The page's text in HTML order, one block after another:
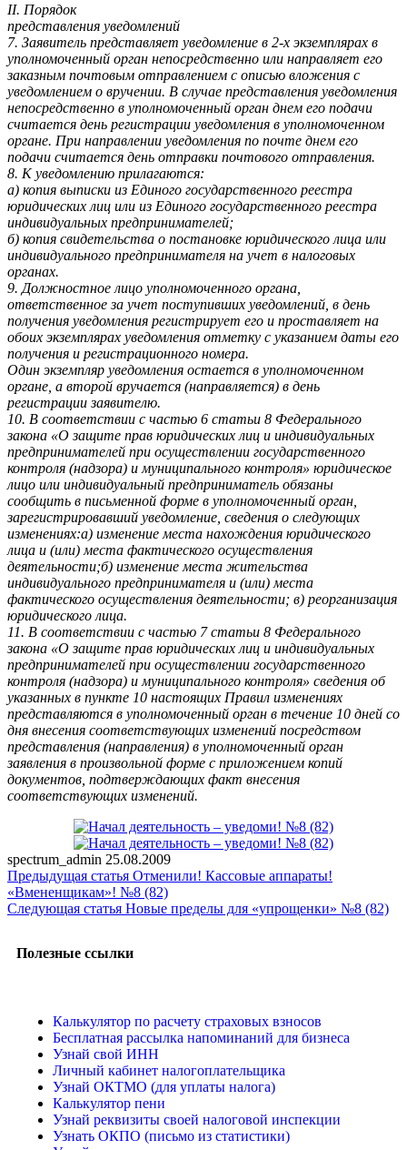
II. Порядок
представления уведомлений
7. Заявитель представляет уведомление в 2-х экземплярах в
уполномоченный орган непосредственно или направляет его
заказным почтовым отправлением с описью вложения с
уведомлением о вручении. В случае представления уведомления
непосредственно в уполномоченный орган днем его подачи
считается день регистрации уведомления в уполномоченном
органе. При направлении уведомления по почте днем его
подачи считается день отправки почтового отправления.
8. К уведомлению прилагаются:
а) копия выписки из Единого государственного реестра
юридических лиц или из Единого государственного реестра
индивидуальных предпринимателей;
б) копия свидетельства о постановке юридического лица или
индивидуального предпринимателя на учет в налоговых
органах.
9. Должностное лицо уполномоченного органа,
ответственное за учет поступивших уведомлений, в день
получения уведомления регистрирует его и проставляет на
обоих экземплярах уведомления отметку с указанием даты его
получения и регистрационного номера.
Один экземпляр уведомления остается в уполномоченном
органе, а второй вручается (направляется) в день
регистрации заявителю.
10. В соответствии с частью 6 статьи 8 Федерального
закона «О защите прав юридических лиц и индивидуальных
предпринимателей при осуществлении государственного
контроля (надзора) и муниципального контроля» юридическое
лицо или индивидуальный предприниматель обязаны
сообщить в письменной форме в уполномоченный орган,
зарегистрировавший уведомление, сведения о следующих
изменениях:а) изменение места нахождения юридического
лица и (или) места фактического осуществления
деятельности;б) изменение места жительства
индивидуального предпринимателя и (или) места
фактического осуществления деятельности; в) реорганизация
юридического лица.
11. В соответствии с частью 7 статьи 8 Федерального
закона «О защите прав юридических лиц и индивидуальных
предпринимателей при осуществлении государственного
контроля (надзора) и муниципального контроля» сведения об
указанных в пункте 10 настоящих Правил изменениях
представляются в уполномоченный орган в течение 10 дней со
дня внесения соответствующих изменений посредством
представления (направления) в уполномоченный орган
заявления в произвольной форме с приложением копий
документов, подтверждающих факт внесения
соответствующих изменений.
spectrum_admin 25.08.2009
Предыдущая статья Отменили! Кассовые аппараты!
«Вмененщикам»! №8 (82)
Следующая статья Новые пределы для «упрощенки» №8 (82)
Полезные ссылки
Калькулятор по расчету страховых взносов
Бесплатная рассылка напоминаний для бизнеса
Узнай свой ИНН
Личный кабинет налогоплательщика
Узнай ОКТМО (для уплаты налога)
Калькулятор пени
Узнай реквизиты своей налоговой инспекции
Узнать ОКПО (письмо из статистики)